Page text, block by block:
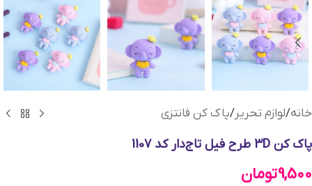
خانه/لوازم تحریر/پاک کن فانتزی
پاک کن 3D طرح فیل تاج‌دار کد 1107
9,500تومان